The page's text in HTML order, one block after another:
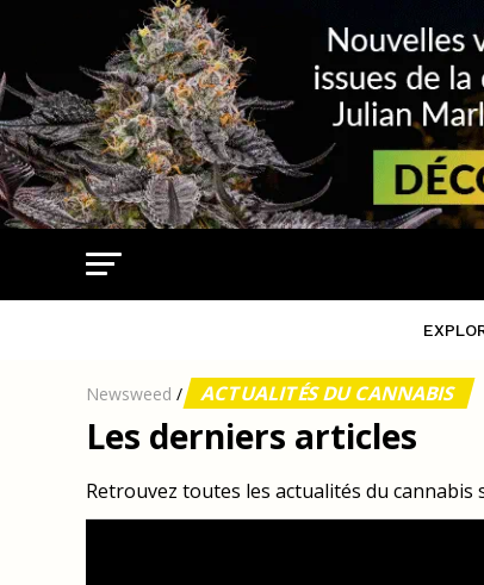
Newsweed / ACTUALITÉS DU CANNABIS
Les derniers articles
Retrouvez toutes les actualités du cannabis